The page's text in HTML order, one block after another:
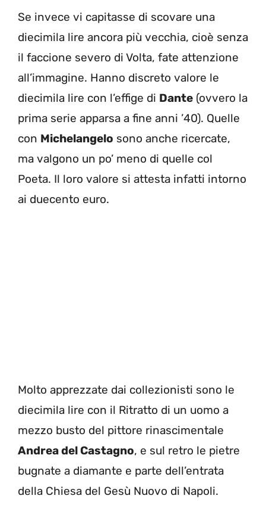
Se invece vi capitasse di scovare una
diecimila lire ancora più vecchia, cioè senza
il faccione severo di Volta, fate attenzione
all’immagine. Hanno discreto valore le
diecimila lire con l’effige di Dante (ovvero la
prima serie apparsa a fine anni ’40). Quelle
con Michelangelo sono anche ricercate,
ma valgono un po’ meno di quelle col
Poeta. Il loro valore si attesta infatti intorno
ai duecento euro.
Molto apprezzate dai collezionisti sono le
diecimila lire con il Ritratto di un uomo a
mezzo busto del pittore rinascimentale
Andrea del Castagno, e sul retro le pietre
bugnate a diamante e parte dell’entrata
della Chiesa del Gesù Nuovo di Napoli.